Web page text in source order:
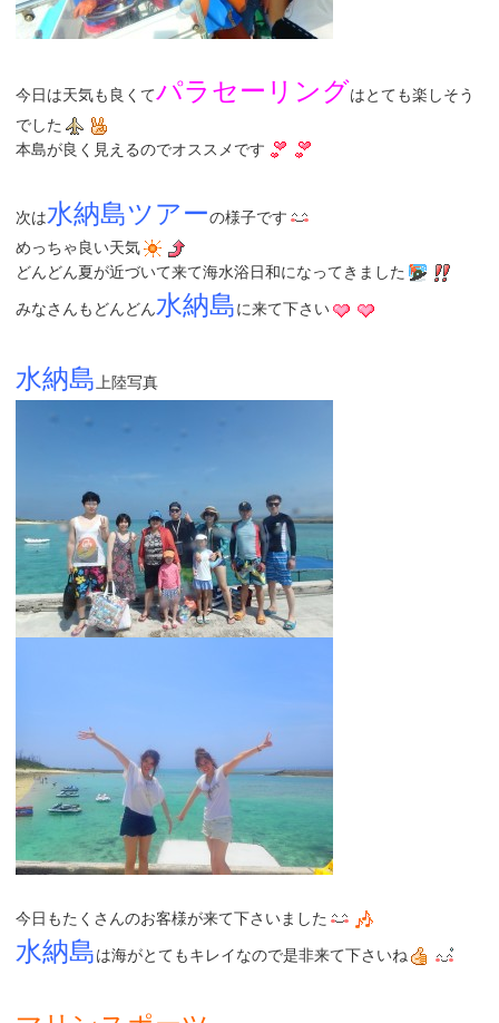
今日は天気も良くてパラセーリングはとても楽しそう
でした
本島が良く見えるのでオススメです
次は水納島ツアーの様子です
めっちゃ良い天気
どんどん夏が近づいて来て海水浴日和になってきました
みなさんもどんどん水納島に来て下さい
水納島 上陸写真
今日もたくさんのお客様が来て下さいました
水納島は海がとてもキレイなので是非来て下さいね